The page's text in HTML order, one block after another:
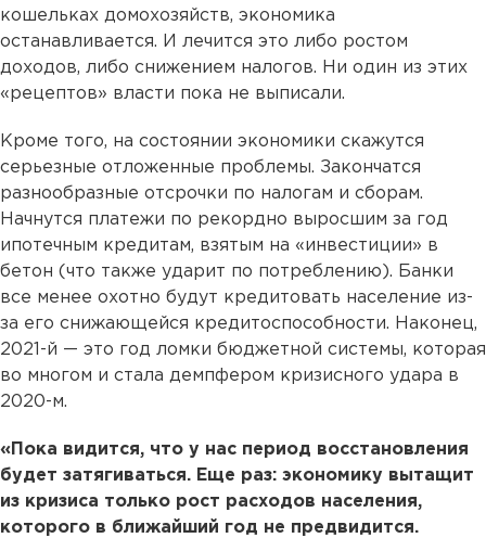
кошельках домохозяйств, экономика
останавливается. И лечится это либо ростом
доходов, либо снижением налогов. Ни один из этих
«рецептов» власти пока не выписали.
Кроме того, на состоянии экономики скажутся
серьезные отложенные проблемы. Закончатся
разнообразные отсрочки по налогам и сборам.
Начнутся платежи по рекордно выросшим за год
ипотечным кредитам, взятым на «инвестиции» в
бетон (что также ударит по потреблению). Банки
все менее охотно будут кредитовать население из-
за его снижающейся кредитоспособности. Наконец,
2021-й — это год ломки бюджетной системы, которая
во многом и стала демпфером кризисного удара в
2020-м.
«Пока видится, что у нас период восстановления
будет затягиваться. Еще раз: экономику вытащит
из кризиса только рост расходов населения,
которого в ближайший год не предвидится.